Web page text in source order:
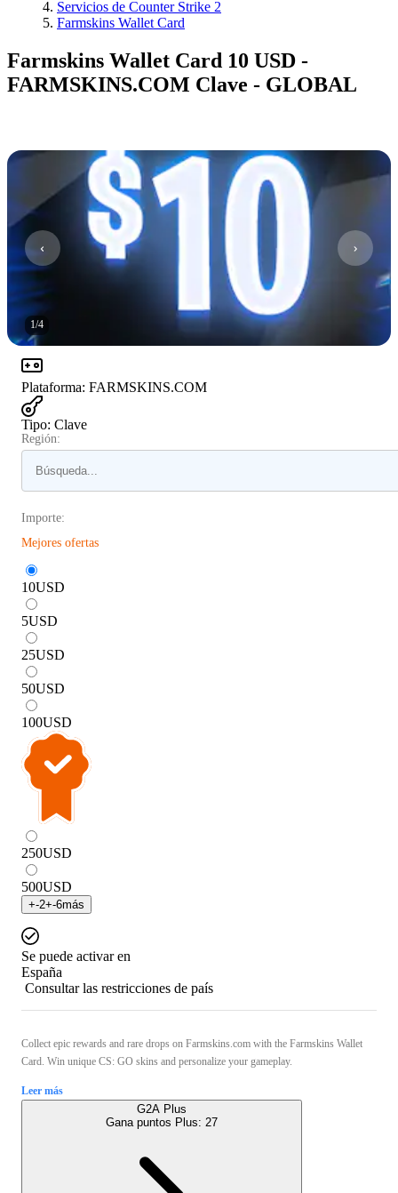
Servicios de Counter Strike 2
Farmskins Wallet Card
Farmskins Wallet Card 10 USD -
FARMSKINS.COM Clave - GLOBAL
1/4
Plataforma: FARMSKINS.COM
Tipo: Clave
Región:
Importe:
Mejores ofertas
10USD
5USD
25USD
50USD
100USD
250USD
500USD
+-2+-6más
Se puede activar en
España
Consultar las restricciones de país
Collect epic rewards and rare drops on Farmskins.com with the Farmskins Wallet
Card. Win unique CS: GO skins and personalize your gameplay.
Leer más
G2A Plus
Gana puntos Plus: 27